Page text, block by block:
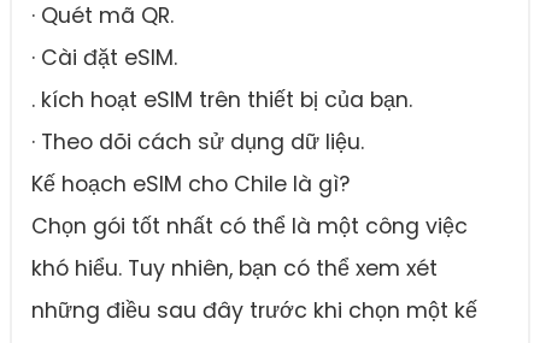
· Quét mã QR.
· Cài đặt eSIM.
. kích hoạt eSIM trên thiết bị của bạn.
· Theo dõi cách sử dụng dữ liệu.
Kế hoạch eSIM cho Chile là gì?
Chọn gói tốt nhất có thể là một công việc
khó hiểu. Tuy nhiên, bạn có thể xem xét
những điều sau đây trước khi chọn một kế